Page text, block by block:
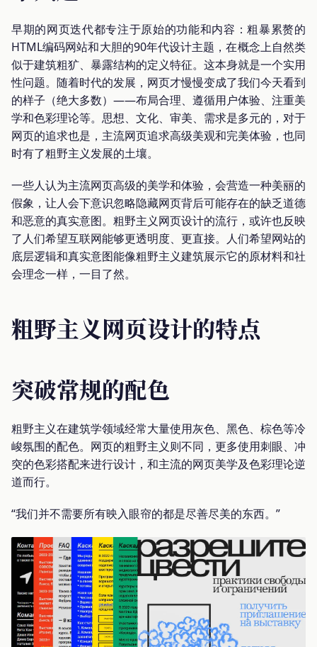
早期的网页迭代都专注于原始的功能和内容：粗暴累赘的
HTML编码网站和大胆的90年代设计主题，在概念上自然类
似于建筑粗犷、暴露结构的定义特征。这本身就是一个实用
性问题。随着时代的发展，网页才慢慢变成了我们今天看到
的样子（绝大多数）——布局合理、遵循用户体验、注重美
学和色彩理论等。思想、文化、审美、需求是多元的，对于
网页的追求也是，主流网页追求高级美观和完美体验，也同
时有了粗野主义发展的土壤。
一些人认为主流网页高级的美学和体验，会营造一种美丽的
假象，让人会下意识忽略隐藏网页背后可能存在的缺乏道德
和恶意的真实意图。粗野主义网页设计的流行，或许也反映
了人们希望互联网能够更透明度、更直接。人们希望网站的
底层逻辑和真实意图能像粗野主义建筑展示它的原材料和社
会理念一样，一目了然。
粗野主义网页设计的特点
突破常规的配色
粗野主义在建筑学领域经常大量使用灰色、黑色、棕色等冷
峻氛围的配色。网页的粗野主义则不同，更多使用刺眼、冲
突的色彩搭配来进行设计，和主流的网页美学及色彩理论逆
道而行。
“我们并不需要所有映入眼帘的都是尽善尽美的东西。”